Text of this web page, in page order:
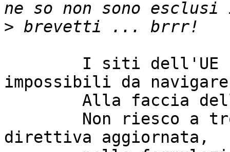
>
impossibili da
direttiva aggiornata,